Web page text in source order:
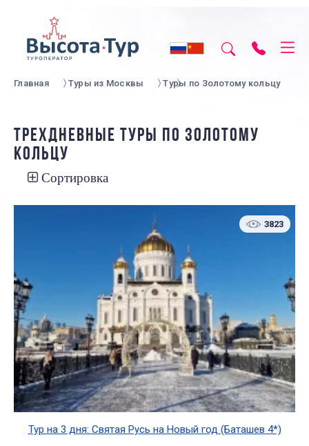
Главная Туры из Москвы Туры по Золотому кольцу
ТРЕХДНЕВНЫЕ ТУРЫ ПО ЗОЛОТОМУ
КОЛЬЦУ
Сортировка
3823
Тур на 3 дня: Святая Русь на Новый год (Баташев 4*)